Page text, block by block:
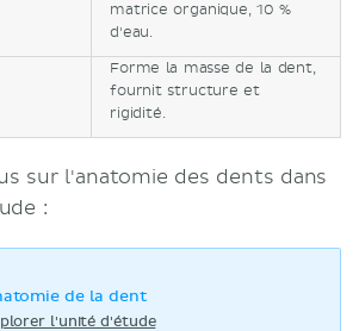
matrice organique, 10 %
d'eau.
Forme la masse de la dent,
fournit structure et
rigidité.
sur l'anatomie des dents dans
:
de la dent
l'unité d'étude